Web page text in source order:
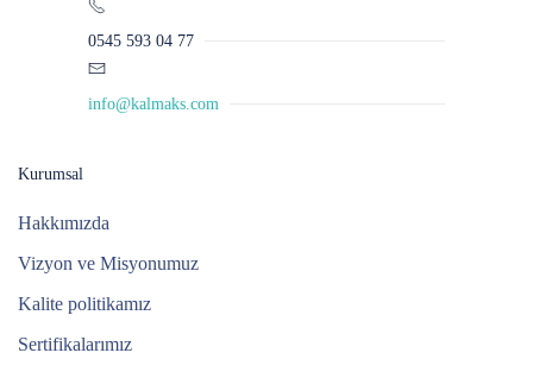
0545 593 04 77
info@kalmaks.com
Kurumsal
Hakkımızda
Vizyon ve Misyonumuz
Kalite politikamız
Sertifikalarımız